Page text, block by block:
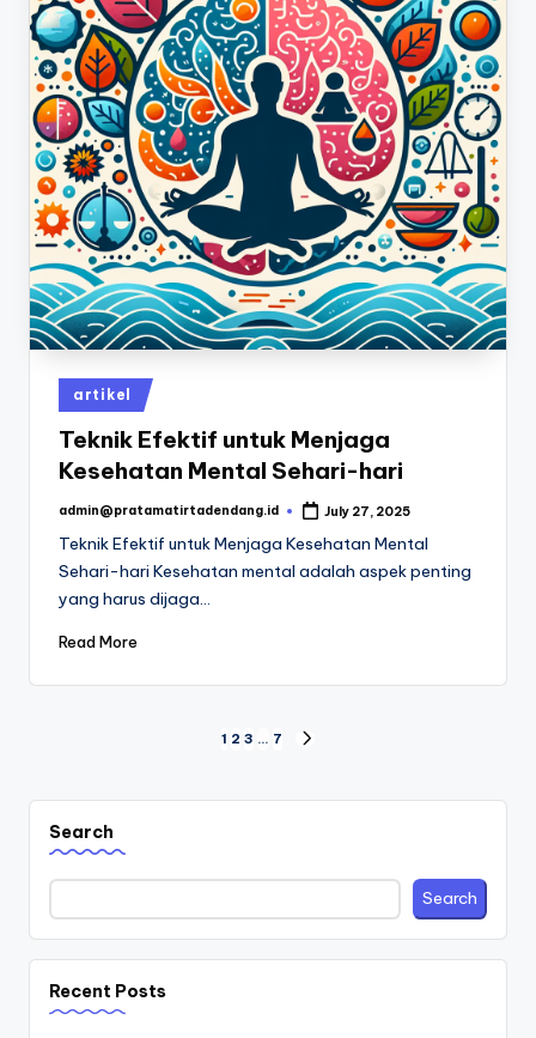
Posted
in
artikel
Teknik Efektif untuk Menjaga
Kesehatan Mental Sehari-hari
Posted
admin@pratamatirtadendang.id July 27, 2025
Teknik Efektif untuk Menjaga Kesehatan Mental
Sehari-hari Kesehatan mental adalah aspek penting
yang harus dijaga…
Read More
pagination
1 2 3 … 7
Search
Search
Recent Posts